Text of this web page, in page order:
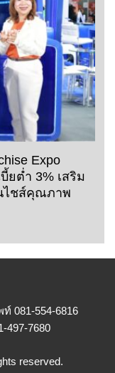
Expo
ยต่ำ 3% เสริม
ไชส์คุณภาพ
081-554-6816
497-7680
reserved.